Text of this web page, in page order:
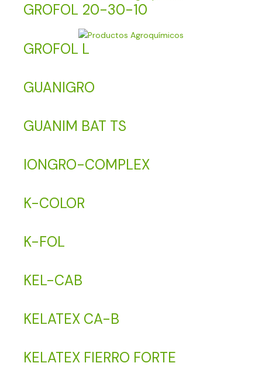
GROFOL 20-30-10
GROFOL L
GUANIGRO
GUANIM BAT TS
IONGRO-COMPLEX
K-COLOR
K-FOL
KEL-CAB
KELATEX CA-B
KELATEX FIERRO FORTE